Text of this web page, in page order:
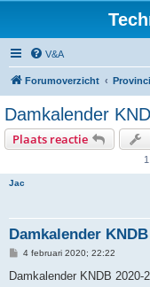
V&A
Forumoverzicht
Damkalender
Plaats reactie
Jac
Damkalender KNDB
B
r
4 februari 2020; 22:22
Damkalender KNDB 2020-